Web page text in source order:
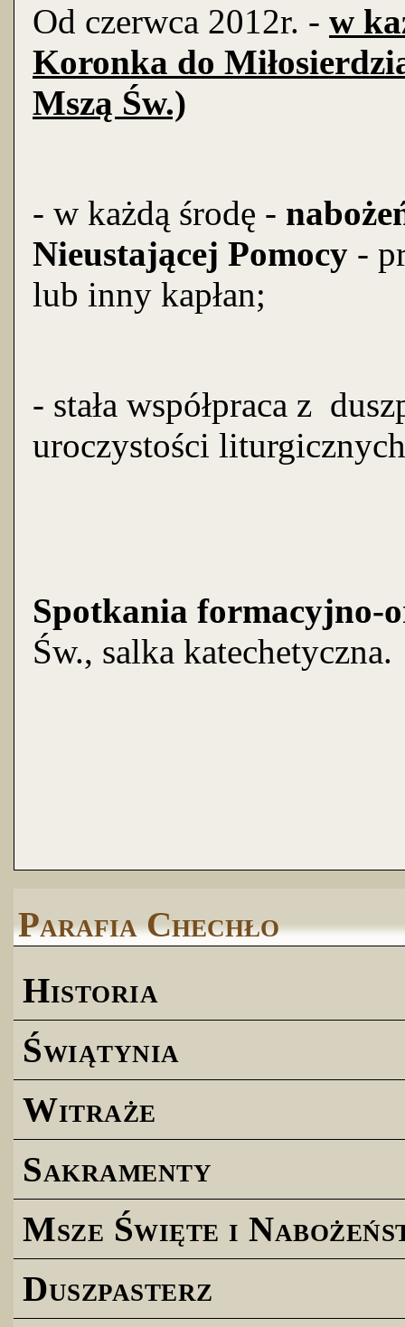
Parafia Chechło
Historia
Świątynia
Witraże
Sakramenty
Msze Święte i
Duszpasterz
Od czerwca 2012r. - w
Koronka do
Mszą Św.)
- w każdą środę -
Nieustającej Pomocy -
lub inny kapłan;
- stała współpraca z
uroczystości
Spotkania formacyjno-
Św., salka katechetyczna.